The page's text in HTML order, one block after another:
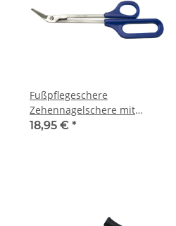
Fußpflegeschere
Zehennagelschere mit
langen Griffen
18,95 € *